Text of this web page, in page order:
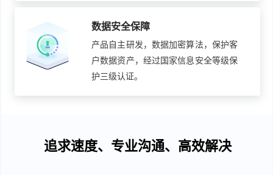
数据安全保障
产品自主研发，数据加密算法，保护客
户数据资产，经过国家信息安全等级保
护三级认证。
追求速度、专业沟通、高效解决